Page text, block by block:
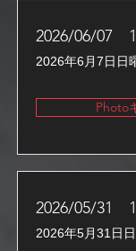
2026/06/07
2026年6月7日日
Photo
2026/05/31
2026年5月31日